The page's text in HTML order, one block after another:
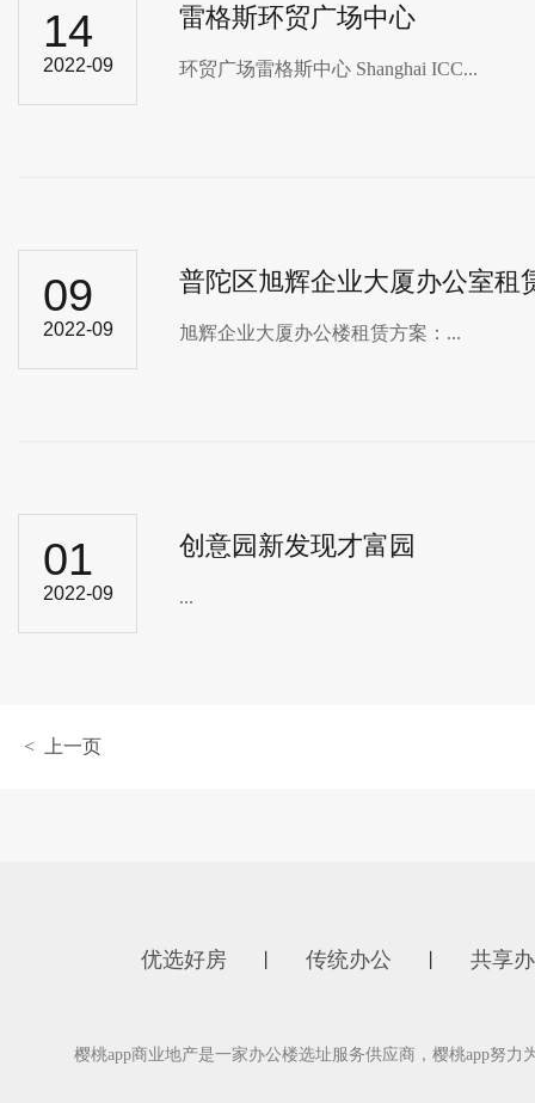
14
2022-09
雷格斯环贸广场中心
环贸广场雷格斯​中心 Shanghai ICC...
09
2022-09
普陀区旭辉企业大厦办公室租
旭辉企业大厦办公楼租赁方案：...
01
2022-09
创意园新发现才富园
...
< 上一页
优选好房 传统办公 共享
樱桃app商业地产是一家办公楼选址服务供应商，樱桃app努力